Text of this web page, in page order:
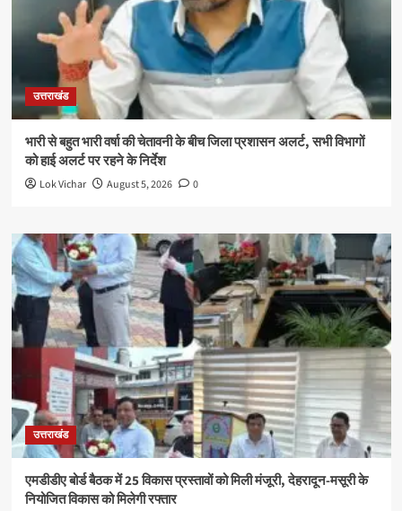
उत्तराखंड
भारी से बहुत भारी वर्षा की चेतावनी के बीच जिला प्रशासन अलर्ट, सभी विभागों
को हाई अलर्ट पर रहने के निर्देश
Lok Vichar August 5, 2026 0
उत्तराखंड
एमडीडीए बोर्ड बैठक में 25 विकास प्रस्तावों को मिली मंजूरी, देहरादून-मसूरी के
नियोजित विकास को मिलेगी रफ्तार